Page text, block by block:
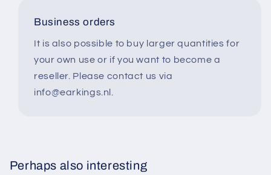
Business orders
It is also possible to buy larger quantities for
your own use or if you want to become a
reseller. Please contact us via
info@earkings.nl.
Perhaps also interesting